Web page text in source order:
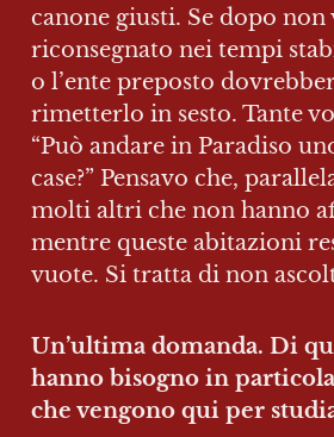
canone giusti. Se dopo non
riconsegnato nei tempi
o l’ente preposto
rimetterlo in sesto. Tante
“Può andare in Paradiso
case?” Pensavo che,
molti altri che non hanno
mentre queste abitazioni
vuote. Si tratta di non
Un’ultima domanda. Di
hanno bisogno in
che vengono qui per